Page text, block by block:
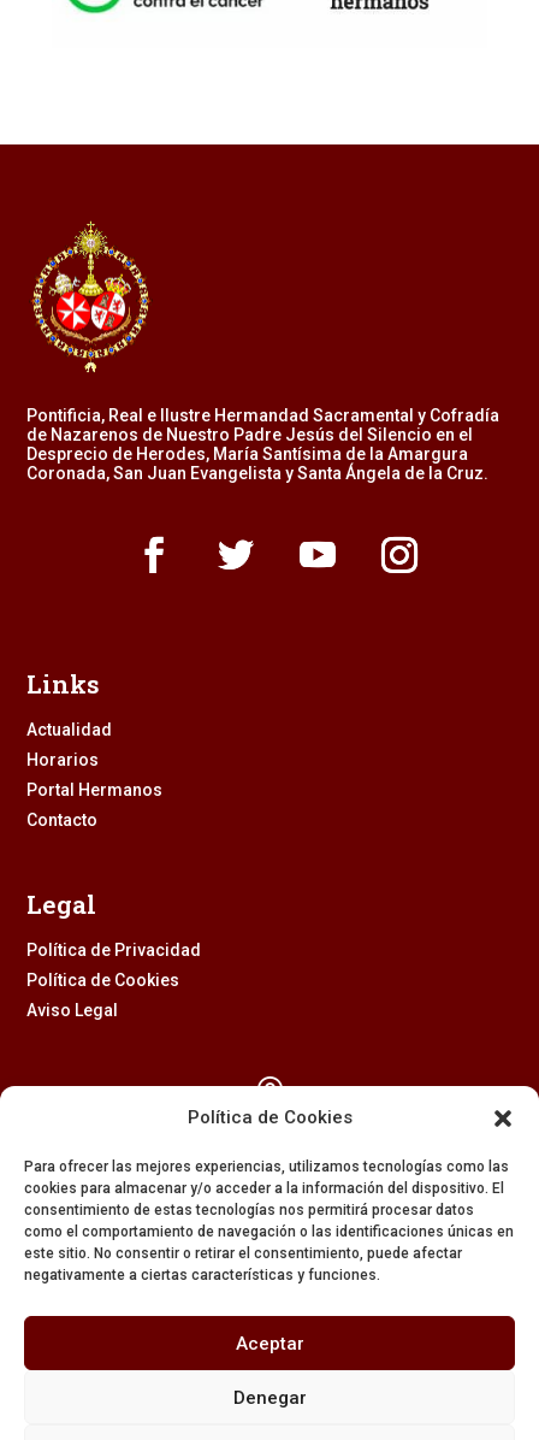
Política de Cookies
Para ofrecer las mejores experiencias, utilizamos tecnologías como las
cookies para almacenar y/o acceder a la información del dispositivo. El
consentimiento de estas tecnologías nos permitirá procesar datos
como el comportamiento de navegación o las identificaciones únicas en
este sitio. No consentir o retirar el consentimiento, puede afectar
negativamente a ciertas características y funciones.
Aceptar
Denegar
Pontificia, Real e Ilustre Hermandad Sacramental y Cofradía
de Nazarenos de Nuestro Padre Jesús del Silencio en el
Desprecio de Herodes, María Santísima de la Amargura
Coronada, San Juan Evangelista y Santa Ángela de la Cruz.
Links
Actualidad
Horarios
Portal Hermanos
Contacto
Legal
Política de Privacidad
Política de Cookies
Aviso Legal

954 229 437

608 84 84 82

secretaria@amargura.org
mayordomia@amargura.org